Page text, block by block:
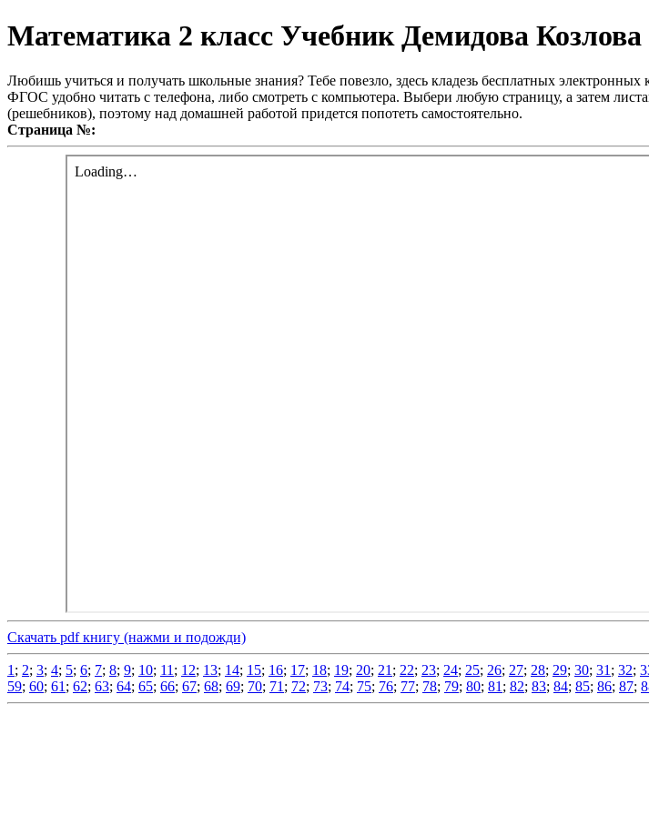
Математика 2 класс Учебник Демидова
Любишь учиться и получать школьные знания? Тебе повезло, здесь кладезь бесплатных электронных
ФГОС удобно читать с телефона, либо смотреть с компьютера. Выбери любую страницу, а затем
(решебников), поэтому над домашней работой придется попотеть самостоятельно.
Страница №:
Скачать pdf книгу (нажми и подожди)
1 ; 2; 3; 4; 5; 6; 7; 8; 9; 10; 11 ; 12; 13; 14; 15; 16; 17; 18; 19; 20; 21 ; 22; 23; 24; 25; 26; 27; 28; 29; 30; 31 ; 32;
59; 60; 61 ; 62; 63; 64; 65; 66; 67; 68; 69; 70; 71 ; 72; 73; 74; 75; 76; 77; 78; 79; 80; 81 ; 82; 83; 84; 85; 86; 87;